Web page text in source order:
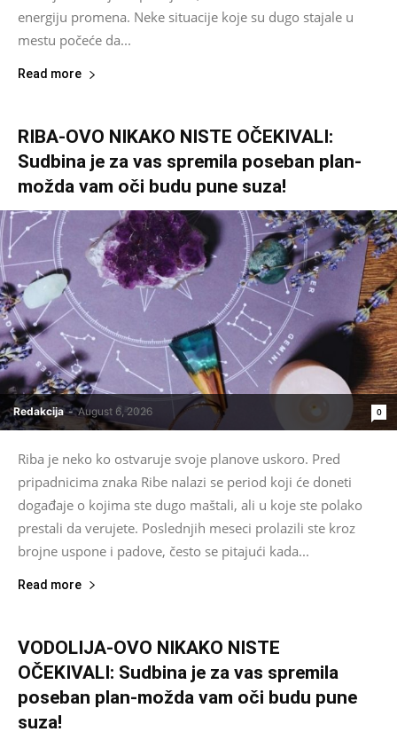
energiju promena. Neke situacije koje su dugo stajale u
mestu počeće da...
Read more
RIBA-OVO NIKAKO NISTE OČEKIVALI:
Sudbina je za vas spremila poseban plan-
možda vam oči budu pune suza!
Redakcija - August 6, 2026 0
Riba je neko ko ostvaruje svoje planove uskoro. Pred
pripadnicima znaka Ribe nalazi se period koji će doneti
događaje o kojima ste dugo maštali, ali u koje ste polako
prestali da verujete. Poslednjih meseci prolazili ste kroz
brojne uspone i padove, često se pitajući kada...
Read more
VODOLIJA-OVO NIKAKO NISTE
OČEKIVALI: Sudbina je za vas spremila
poseban plan-možda vam oči budu pune
suza!